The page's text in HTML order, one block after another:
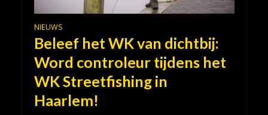
NIEUWS
Beleef het WK van dichtbij:
Word controleur tijdens het
WK Streetfishing in
Haarlem!